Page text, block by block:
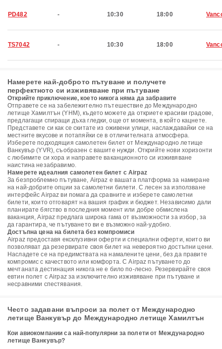
PD482 - 10:30 18:00
TS7042 - 10:30 18:00
Намерете най-доброто пътуване и получете
перфектното си изживяване при пътуване
Открийте приключение, което никога няма да забравите
Отправете се на забележително пътешествие до Международно
летище Хамилтън (YHM), където можете да откриете красиви градове,
предлагащи спиращи дъха гледки, още от момента, в който кацнете.
Представете си как се скитате из оживени улици, наслаждавайки се на
местните вкусове и потапяйки се в отличителната атмосфера.
Изберете подходящия самолетен билет от Международно летище
Ванкувър (YVR), съобразен с вашите нужди. Открийте нови хоризонти
с любимите си хора и направете ваканционното си изживяване
наистина незабравимо.
Намерете идеалния самолетен билет с Airpaz
За безпроблемно пътуване, Airpaz е вашата платформа за намиране
на най-добрите опции за самолетни билети. С лесен за използване
интерфейс Airpaz ви помага да сравните и изберете самолетни
билети, които отговарят на вашия график и бюджет. Независимо дали
планирате бягство в последния момент или добре обмислена
ваканция, Airpaz предлага широка гама от възможности за избор, за
да гарантира, че пътуването ви е възможно най-удобно.
Достъпна цена на билета без компромиси
Airpaz предоставя ексклузивни оферти и специални оферти, които ви
позволяват да резервирате своя билет на невероятно достъпни цени.
Насладете се на предимствата на намалените цени, без да правите
компромис с качеството или комфорта. С Airpaz пътуването до
мечтаната дестинация никога не е било по-лесно. Резервирайте своя
евтин полет с Airpaz за изключително изживяване при пътуване и
несравними спестявания.
Често задавани въпроси за полет от Международно
летище Ванкувър до Международно летище Хамилтън
Кои авиокомпании са най-популярни за полети от Международно
летище Ванкувър?